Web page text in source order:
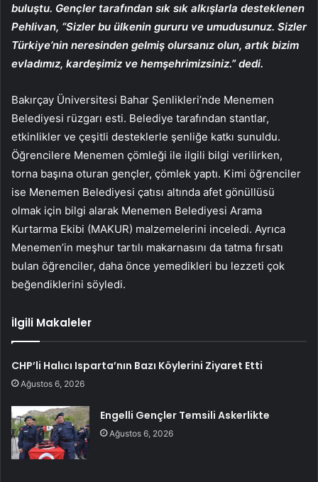
buluştu. Gençler tarafından sık sık alkışlarla desteklenen
Pehlivan, “Sizler bu ülkenin gururu ve umudusunuz. Sizler
Türkiye’nin neresinden gelmiş olursanız olun, artık bizim
evladımız, kardeşimiz ve hemşehrimizsiniz.” dedi.
Bakırçay Üniversitesi Bahar Şenlikleri’nde Menemen
Belediyesi rüzgarı esti. Belediye tarafından stantlar,
etkinlikler ve çeşitli desteklerle şenliğe katkı sunuldu.
Öğrencilere Menemen çömleği ile ilgili bilgi verilirken,
torna başına oturan gençler, çömlek yaptı. Kimi öğrenciler
ise Menemen Belediyesi çatısı altında afet gönüllüsü
olmak için bilgi alarak Menemen Belediyesi Arama
Kurtarma Ekibi (MAKUR) malzemelerini inceledi. Ayrıca
Menemen’in meşhur tartılı makarnasını da tatma fırsatı
bulan öğrenciler, daha önce yemedikleri bu lezzeti çok
beğendiklerini söyledi.
İlgili Makaleler
CHP’li Halıcı Isparta’nın Bazı Köylerini Ziyaret Etti
Ağustos 6, 2026
Engelli Gençler Temsili Askerlikte
Ağustos 6, 2026